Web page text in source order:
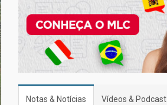
Notas & Notícias Vídeos & Podcast